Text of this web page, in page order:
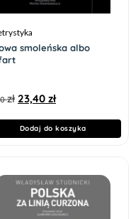
smoleńska albo
zł 23,40 zł
Dodaj do koszyka